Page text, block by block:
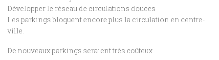
Développer le réseau de circulations douces
Les parkings bloquent encore plus la circulation en centre-
ville.
De nouveaux parkings seraient très coûteux